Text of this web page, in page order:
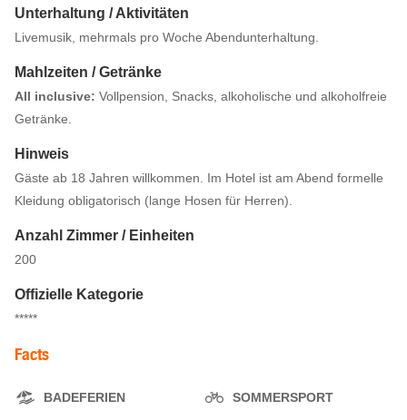
Unterhaltung / Aktivitäten
Livemusik, mehrmals pro Woche Abendunterhaltung.
Mahlzeiten / Getränke
All inclusive: Vollpension, Snacks, alkoholische und alkoholfreie
Getränke.
Hinweis
Gäste ab 18 Jahren willkommen. Im Hotel ist am Abend formelle
Kleidung obligatorisch (lange Hosen für Herren).
Anzahl Zimmer / Einheiten
200
Offizielle Kategorie
*****
Facts
BADEFERIEN SOMMERSPORT